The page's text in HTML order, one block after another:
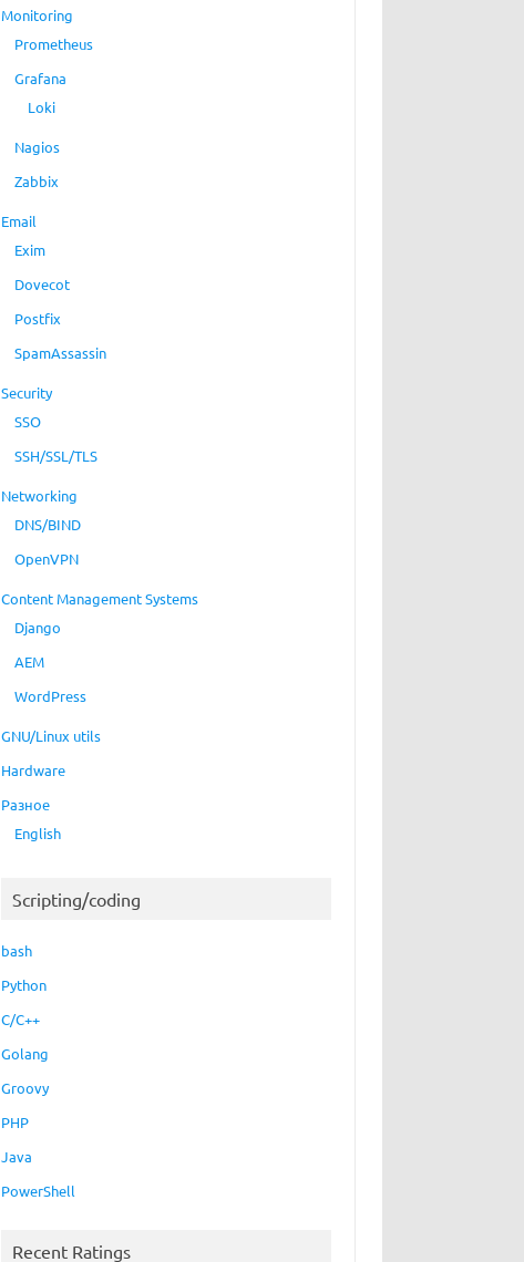
Monitoring
Prometheus
Grafana
Loki
Nagios
Zabbix
Email
Exim
Dovecot
Postfix
SpamAssassin
Security
SSO
SSH/SSL/TLS
Networking
DNS/BIND
OpenVPN
Content Management Systems
Django
AEM
WordPress
GNU/Linux utils
Hardware
Разное
English
Scripting/coding
bash
Python
C/C++
Golang
Groovy
PHP
Java
PowerShell
Recent Ratings